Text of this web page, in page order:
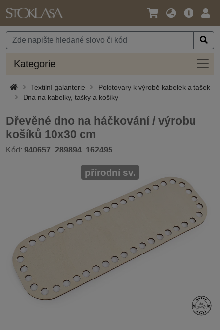
Jazyk
Měna
Hlavní
Kategorie
Textilní galanterie
Polotovary k výrobě kabelek a tašek
Dna na kabelky, tašky a košíky
Dřevěné dno na háčkování / výrobu
košíků 10x30 cm
Kód: 940657_289894_162495
přírodní sv.